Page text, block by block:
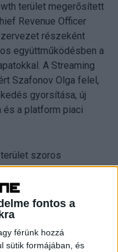
fontos a
férünk hozzá
sütik formájában, és
terület megerősített
Revenue Officer
részeként
együttműködésben a
A Streaming
Szafonov Olga felel,
gyorsítása, új
a platform piaci
terület szoros
magabiztos
fázisban céljaink
támogatás szükséges.
ebben a
kollégámnak az
támogatást.” -